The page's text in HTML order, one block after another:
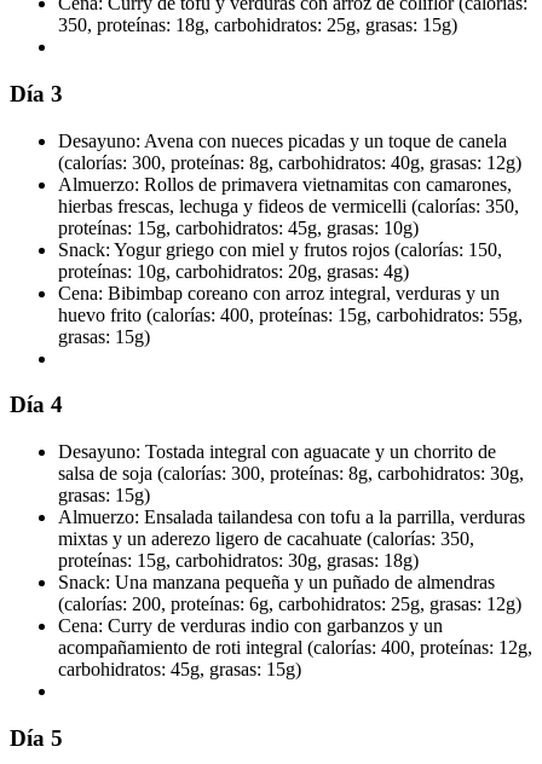
350, proteínas: 18g, carbohidratos: 25g, grasas: 15g)
Día 3
Desayuno: Avena con nueces picadas y un toque de canela
(calorías: 300, proteínas: 8g, carbohidratos: 40g, grasas: 12g)
Almuerzo: Rollos de primavera vietnamitas con camarones,
hierbas frescas, lechuga y fideos de vermicelli (calorías: 350,
proteínas: 15g, carbohidratos: 45g, grasas: 10g)
Snack: Yogur griego con miel y frutos rojos (calorías: 150,
proteínas: 10g, carbohidratos: 20g, grasas: 4g)
Cena: Bibimbap coreano con arroz integral, verduras y un
huevo frito (calorías: 400, proteínas: 15g, carbohidratos: 55g,
grasas: 15g)
Día 4
Desayuno: Tostada integral con aguacate y un chorrito de
salsa de soja (calorías: 300, proteínas: 8g, carbohidratos: 30g,
grasas: 15g)
Almuerzo: Ensalada tailandesa con tofu a la parrilla, verduras
mixtas y un aderezo ligero de cacahuate (calorías: 350,
proteínas: 15g, carbohidratos: 30g, grasas: 18g)
Snack: Una manzana pequeña y un puñado de almendras
(calorías: 200, proteínas: 6g, carbohidratos: 25g, grasas: 12g)
Cena: Curry de verduras indio con garbanzos y un
acompañamiento de roti integral (calorías: 400, proteínas: 12g,
carbohidratos: 45g, grasas: 15g)
Día 5